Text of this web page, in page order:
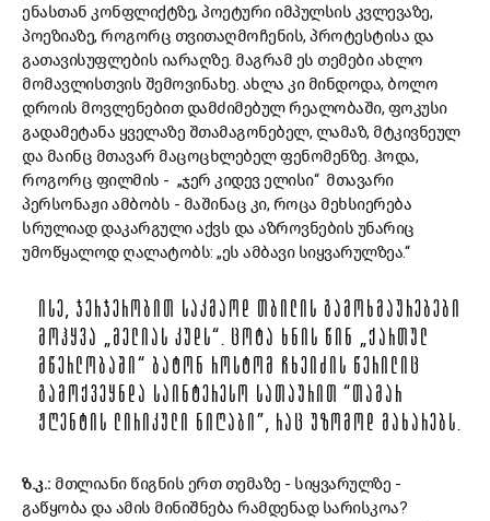
ენასთან კონფლიქტზე, პოეტური იმპულსის კვლევაზე,
პოეზიაზე, როგორც თვითაღმოჩენის, პროტესტისა და
გათავისუფლების იარაღზე. მაგრამ ეს თემები ახლო
მომავლისთვის შემოვინახე. ახლა კი მინდოდა, ბოლო
დროის მოვლენებით დამძიმებულ რეალობაში, ფოკუსი
გადამეტანა ყველაზე შთამაგონებელ, ლამაზ, მტკივნეულ
და მაინც მთავარ მაცოცხლებელ ფენომენზე. ჰოდა,
როგორც ფილმის - „ჯერ კიდევ ელისი“ მთავარი
პერსონაჟი ამბობს - მაშინაც კი, როცა მეხსიერება
სრულიად დაკარგული აქვს და აზროვნების უნარიც
უმოწყალოდ ღალატობს: „ეს ამბავი სიყვარულზეა.“
ᲘᲡᲔ, ᲯᲔᲠᲯᲔᲠᲝᲑᲘᲗ ᲡᲐᲙᲛᲐᲝᲓ ᲗᲑᲘᲚᲘᲡ ᲒᲐᲛᲝᲮᲛᲐᲣᲠᲔᲑᲔᲑᲘ
ᲛᲝᲰᲧᲕᲐ „ᲛᲔᲚᲘᲐᲡ ᲙᲣᲓᲡ“. ᲪᲝᲢᲐ ᲮᲜᲘᲡ ᲬᲘᲜ „ᲥᲐᲠᲗᲣᲚ
ᲛᲬᲔᲠᲚᲝᲑᲐᲨᲘ“ ᲑᲐᲢᲝᲜ ᲠᲝᲡᲢᲝᲛ ᲩᲮᲔᲘᲫᲘᲡ ᲬᲔᲠᲘᲚᲘᲪ
ᲒᲐᲛᲝᲥᲕᲔᲧᲜᲓᲐ ᲡᲐᲘᲜᲢᲔᲠᲔᲡᲝ ᲡᲐᲗᲐᲣᲠᲘᲗ “ᲗᲐᲛᲐᲠ
ᲟᲦᲔᲜᲢᲘᲡ ᲚᲘᲠᲘᲙᲣᲚᲘ ᲜᲘᲦᲐᲑᲘ”, ᲠᲐᲪ ᲣᲖᲝᲛᲝᲓ ᲛᲐᲮᲐᲠᲔᲑᲡ.
ზ.კ.: მთლიანი წიგნის ერთ თემაზე - სიყვარულზე -
გაწყობა და ამის მინიშნება რამდენად სარისკოა?